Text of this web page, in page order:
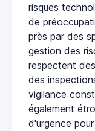
risques
de
près par des
gestion des
respectent
des
vigilance
également
d'urgence